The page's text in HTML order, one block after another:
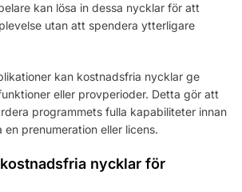
kan lösa in dessa nycklar för att
utan att spendera ytterligare
kan kostnadsfria nycklar ge
eller provperioder. Detta gör att
programmets fulla kapabiliteter innan
prenumeration eller licens.
nycklar för